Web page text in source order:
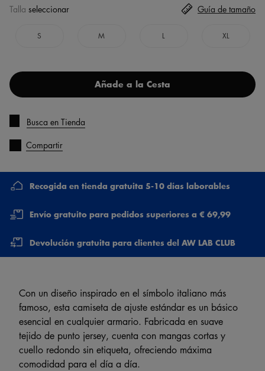
Talla seleccionar
S M L XL
Guía de tamaño
Añade a la Cesta
Busca en Tienda
Compartir
Recogida en tienda gratuita 5-10 días laborables
Envío gratuito para pedidos superiores a € 69,99
Devolución gratuita para clientes del AW LAB CLUB
Con un diseño inspirado en el símbolo italiano más
famoso, esta camiseta de ajuste estándar es un básico
esencial en cualquier armario. Fabricada en suave
tejido de punto jersey, cuenta con mangas cortas y
cuello redondo sin etiqueta, ofreciendo máxima
comodidad para el día a día.